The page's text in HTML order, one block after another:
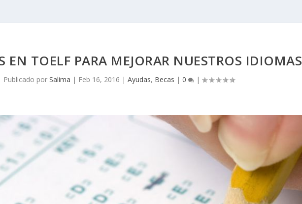
EN TOELF PARA MEJORAR NUESTROS IDIOMAS
Publicado porSalima | Feb 16, 2016 |Ayudas, Becas |0 |